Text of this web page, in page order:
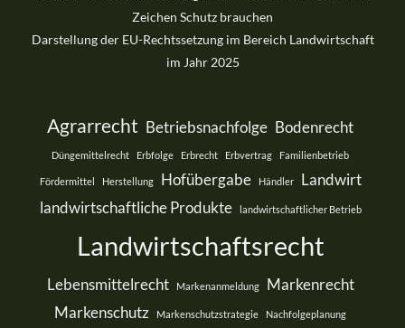
Zeichen Schutz brauchen
Darstellung der EU-Rechtssetzung im Bereich Landwirtschaft
im Jahr 2025
Agrarrecht Betriebsnachfolge Bodenrecht
Düngemittelrecht Erbfolge Erbrecht Erbvertrag Familienbetrieb
Fördermittel Herstellung Hofübergabe Händler
Landwirt
landwirtschaftliche Produkte
landwirtschaftlicher Betrieb
Landwirtschaftsrecht
Lebensmittelrecht Markenanmeldung
Markenrecht
Markenschutz
Markenschutzstrategie Nachfolgeplanung